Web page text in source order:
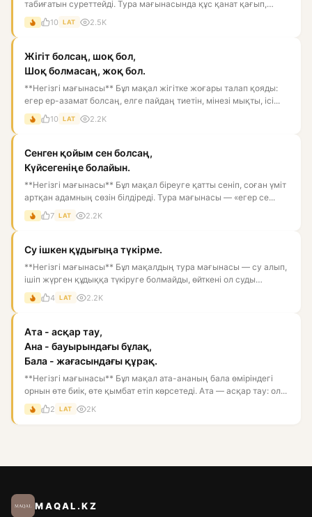
табиғатын суреттейді. Тура мағынасында құс қанат қағып,
биікке ұм...
10 LAT 2.5K
Жігіт болсаң, шоқ бол,
Шоқ болмасаң, жоқ бол.
**Негізгі мағынасы** Бұл мақал жігітке жоғары талап қояды:
егер ер-азамат болсаң, елге пайдаң тиетін, мінезі мықты, ісі...
10 LAT 2.2K
Сенген қойым сен болсаң,
Күйсегеніңе болайын.
**Негізгі мағынасы** Бұл мақал біреуге қатты сеніп, соған үміт
артқан адамның сөзін білдіреді. Тура мағынасы — «егер се...
7 LAT 2.2K
Су ішкен құдығыңа түкірме.
**Негізгі мағынасы** Бұл мақалдың тура мағынасы — су алып,
ішіп жүрген құдыққа түкіруге болмайды, өйткені ол суды
ластай...
4 LAT 2.2K
Ата - асқар тау,
Ана - бауырындағы бұлақ,
Бала - жағасындағы құрақ.
**Негізгі мағынасы** Бұл мақал ата-ананың бала өміріндегі
орнын өте биік, өте қымбат етіп көрсетеді. Ата — асқар тау: ол...
2 LAT 2K
MAQAL.KZ